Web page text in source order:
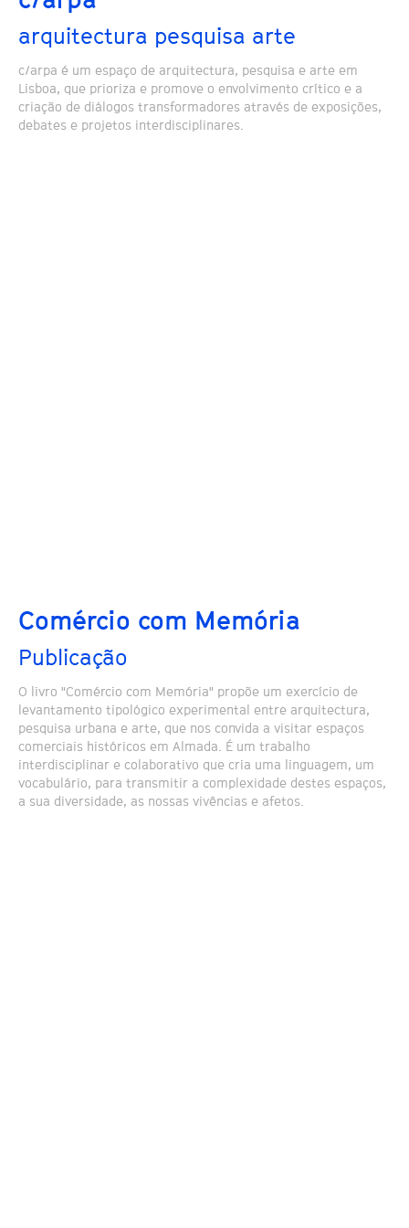
arquitectura pesquisa arte
c/arpa é um espaço de arquitectura, pesquisa e arte em
Lisboa, que prioriza e promove o envolvimento crítico e a
criação de diálogos transformadores através de exposições,
debates e projetos interdisciplinares.
Comércio com Memória
Publicação
O livro "Comércio com Memória" propõe um exercício de
levantamento tipológico experimental entre arquitectura,
pesquisa urbana e arte, que nos convida a visitar espaços
comerciais históricos em Almada. É um trabalho
interdisciplinar e colaborativo que cria uma linguagem, um
vocabulário, para transmitir a complexidade destes espaços,
a sua diversidade, as nossas vivências e afetos.